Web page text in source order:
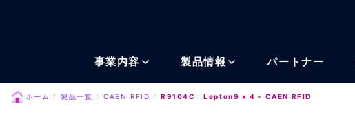
事業内容 製品情報 パートナー
ホーム 製品一覧 CAEN RFID R9104C Lepton9 x 4 - CAEN RFID